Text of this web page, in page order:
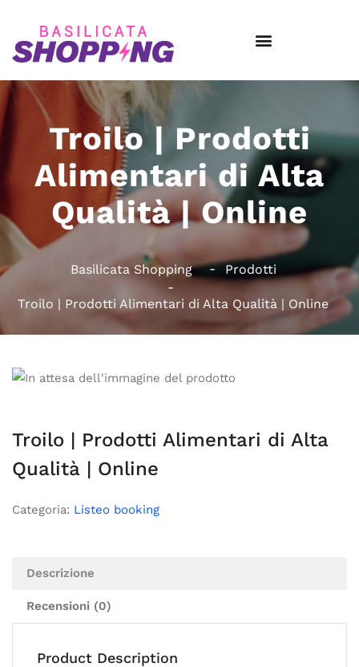
Troilo | Prodotti
Alimentari di Alta
Qualità | Online
Basilicata Shopping Prodotti
Troilo | Prodotti Alimentari di Alta Qualità | Online
Troilo | Prodotti Alimentari di Alta
Qualità | Online
Categoria: Listeo booking
Descrizione
Recensioni (0)
Product Description